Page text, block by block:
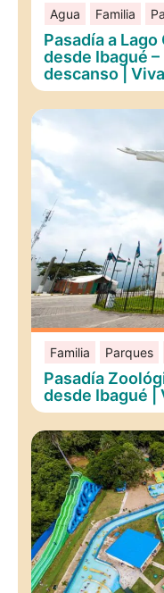
Agua Familia
Pasadía a
desde Ibagué
descanso |
Familia Parques
Pasadía
desde Ibagué |